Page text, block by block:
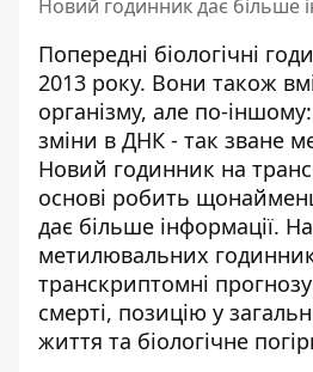
Новий годинник дає більше
Попередні біологічні
2013 року. Вони також
організму, але по-іншому:
зміни в ДНК - так зване
Новий годинник на
основі робить
дає більше інформації. На
метилювальних
транскриптомні
смерті, позицію у
життя та біологічне